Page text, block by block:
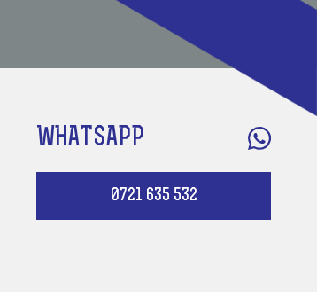
WHATSAPP
0721 635 532